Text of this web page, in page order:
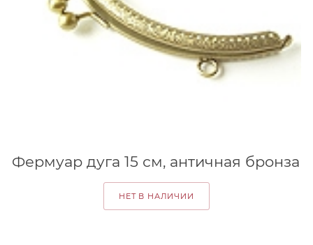
Фермуар дуга 15 см, античная бронза
НЕТ В НАЛИЧИИ